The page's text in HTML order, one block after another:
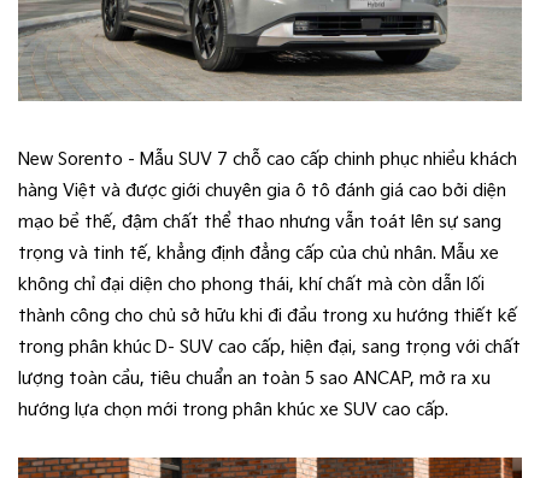
New Sorento - Mẫu SUV 7 chỗ cao cấp chinh phục nhiều khách
hàng Việt và được giới chuyên gia ô tô đánh giá cao bởi diện
mạo bề thế, đậm chất thể thao nhưng vẫn toát lên sự sang
trọng và tinh tế, khẳng định đẳng cấp của chủ nhân. Mẫu xe
không chỉ đại diện cho phong thái, khí chất mà còn dẫn lối
thành công cho chủ sở hữu khi đi đầu trong xu hướng thiết kế
trong phân khúc D- SUV cao cấp, hiện đại, sang trọng với chất
lượng toàn cầu, tiêu chuẩn an toàn 5 sao ANCAP, mở ra xu
hướng lựa chọn mới trong phân khúc xe SUV cao cấp.